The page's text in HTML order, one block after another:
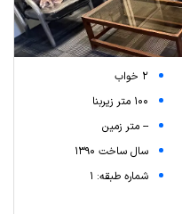
2 خواب
100 متر زیربنا
-- متر زمین
سال ساخت 1390
شماره طبقه: 1